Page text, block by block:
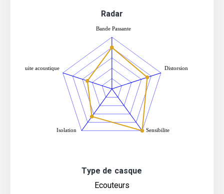
Radar
Type de casque
Ecouteurs